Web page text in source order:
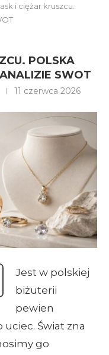
i ciężar kruszcu.
POLSKA
SWOT
11 czerwca 2026
Jest w polskiej
biżuterii
pewien
Świat zna
go